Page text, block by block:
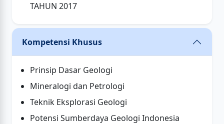
TAHUN 2017
Kompetensi Khusus
Prinsip Dasar Geologi
Mineralogi dan Petrologi
Teknik Eksplorasi Geologi
Potensi Sumberdaya Geologi Indonesia